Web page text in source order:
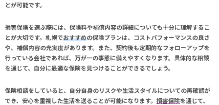
とが可能です。
損害保険を選ぶ際には、保険料や補償内容の詳細についても十分に理解するこ
とが大切です。札幌でおすすめの保険プランは、コストパフォーマンスの良さ
や、補償内容の充実度があります。また、契約後も定期的なフォローアップを
行っている会社であれば、万が一の事態に備えやすくなります。具体的な相談
を通じて、自分に最適な保険を見つけることができるでしょう。
保険相談をしていると、自分自身のリスクや生活スタイルについての再確認が
でき、安心を重視した生活を送ることが可能になります。 損害保険を通じて、